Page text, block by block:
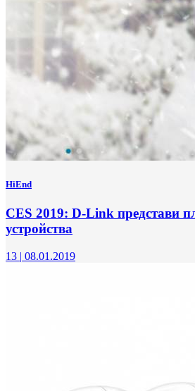
HiEnd
CES 2019: D-Link представи
устройства
13 | 08.01.2019